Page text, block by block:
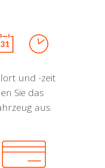
und -zeit
Sie das
aus.